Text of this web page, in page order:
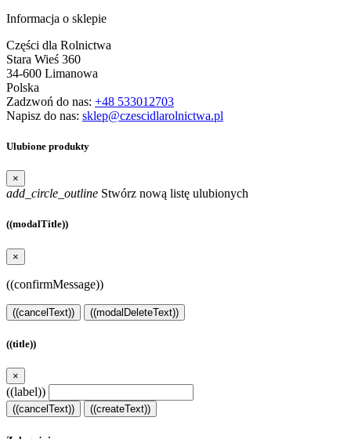
Informacja o sklepie
Części dla Rolnictwa
Stara Wieś 360
34-600 Limanowa
Polska
Zadzwoń do nas: +48 533012703
Napisz do nas: sklep@czescidlarolnictwa.pl
Ulubione produkty
×
add_circle_outline Stwórz nową listę ulubionych
((modalTitle))
×
((confirmMessage))
((cancelText)) ((modalDeleteText))
((title))
×
((label))
((cancelText)) ((createText))